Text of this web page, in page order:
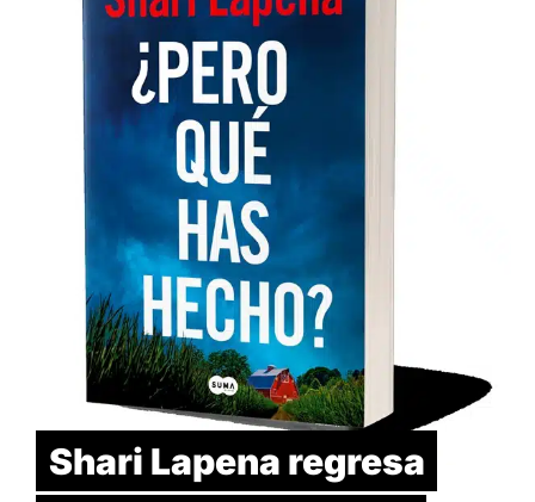
Shari Lapena regresa